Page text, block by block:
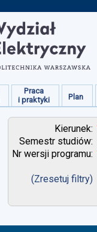
Praca
i praktyki
Plan
Kierunek:
Semestr studiów:
Nr wersji programu:
(Zresetuj filtry)